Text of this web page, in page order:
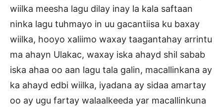
wiilka meesha lagu dilay inay la kala saftaan
ninka lagu tuhmayo in uu gacantiisa ku baxay
wiilka, hooyo xaliimo waxay taagantahay arrintu
ma ahayn Ulakac, waxay iska ahayd shil sabab
iska ahaa oo aan lagu tala galin, macallinkana ay
ka ahayd edbi wiilka, iyadana ay sidaa amartay
oo ay ugu fartay walaalkeeda yar macallinkuna